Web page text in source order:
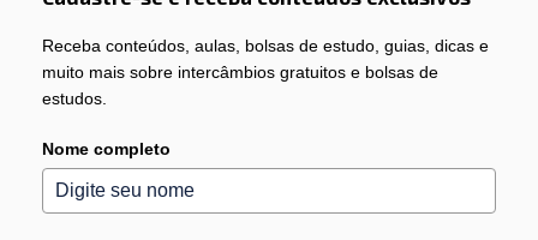
Receba conteúdos, aulas, bolsas de estudo, guias, dicas e
muito mais sobre intercâmbios gratuitos e bolsas de
estudos.
Nome completo